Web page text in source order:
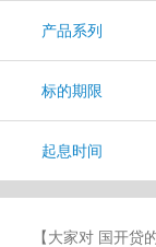
产品系列
标的期限
起息时间
【大家对 国开贷